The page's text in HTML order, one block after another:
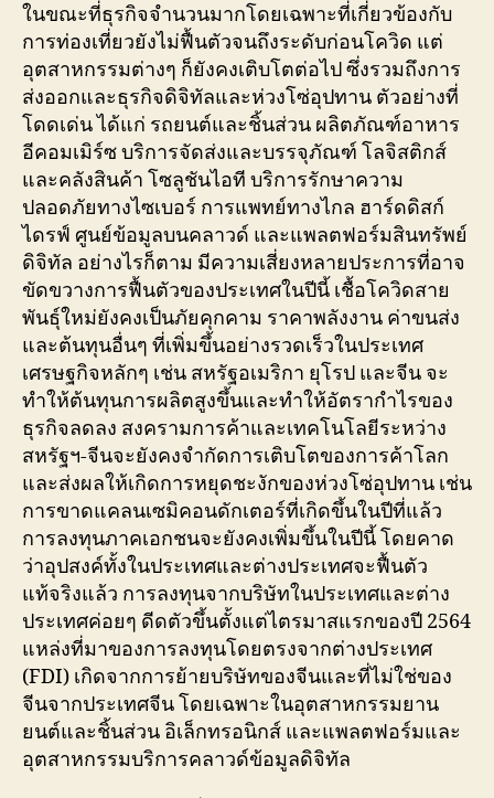
ในขณะที่ธุรกิจจำนวนมากโดยเฉพาะที่เกี่ยวข้องกับ
การท่องเที่ยวยังไม่ฟื้นตัวจนถึงระดับก่อนโควิด แต่
อุตสาหกรรมต่างๆ ก็ยังคงเติบโตต่อไป ซึ่งรวมถึงการ
ส่งออกและธุรกิจดิจิทัลและห่วงโซ่อุปทาน ตัวอย่างที่
โดดเด่น ได้แก่ รถยนต์และชิ้นส่วน ผลิตภัณฑ์อาหาร
อีคอมเมิร์ซ บริการจัดส่งและบรรจุภัณฑ์ โลจิสติกส์
และคลังสินค้า โซลูชันไอที บริการรักษาความ
ปลอดภัยทางไซเบอร์ การแพทย์ทางไกล ฮาร์ดดิสก์
ไดรฟ์ ศูนย์ข้อมูลบนคลาวด์ และแพลตฟอร์มสินทรัพย์
ดิจิทัล อย่างไรก็ตาม มีความเสี่ยงหลายประการที่อาจ
ขัดขวางการฟื้นตัวของประเทศในปีนี้ เชื้อโควิดสาย
พันธุ์ใหม่ยังคงเป็นภัยคุกคาม ราคาพลังงาน ค่าขนส่ง
และต้นทุนอื่นๆ ที่เพิ่มขึ้นอย่างรวดเร็วในประเทศ
เศรษฐกิจหลักๆ เช่น สหรัฐอเมริกา ยุโรป และจีน จะ
ทำให้ต้นทุนการผลิตสูงขึ้นและทำให้อัตรากำไรของ
ธุรกิจลดลง สงครามการค้าและเทคโนโลยีระหว่าง
สหรัฐฯ-จีนจะยังคงจำกัดการเติบโตของการค้าโลก
และส่งผลให้เกิดการหยุดชะงักของห่วงโซ่อุปทาน เช่น
การขาดแคลนเซมิคอนดักเตอร์ที่เกิดขึ้นในปีที่แล้ว
การลงทุนภาคเอกชนจะยังคงเพิ่มขึ้นในปีนี้ โดยคาด
ว่าอุปสงค์ทั้งในประเทศและต่างประเทศจะฟื้นตัว
แท้จริงแล้ว การลงทุนจากบริษัทในประเทศและต่าง
ประเทศค่อยๆ ดีดตัวขึ้นตั้งแต่ไตรมาสแรกของปี 2564
แหล่งที่มาของการลงทุนโดยตรงจากต่างประเทศ
(FDI) เกิดจากการย้ายบริษัทของจีนและที่ไม่ใช่ของ
จีนจากประเทศจีน โดยเฉพาะในอุตสาหกรรมยาน
ยนต์และชิ้นส่วน อิเล็กทรอนิกส์ และแพลตฟอร์มและ
อุตสาหกรรมบริการคลาวด์ข้อมูลดิจิทัล